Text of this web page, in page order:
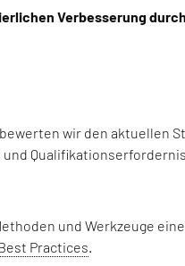
Verbesserung
wir den aktuellen
und Werkzeuge
Practices